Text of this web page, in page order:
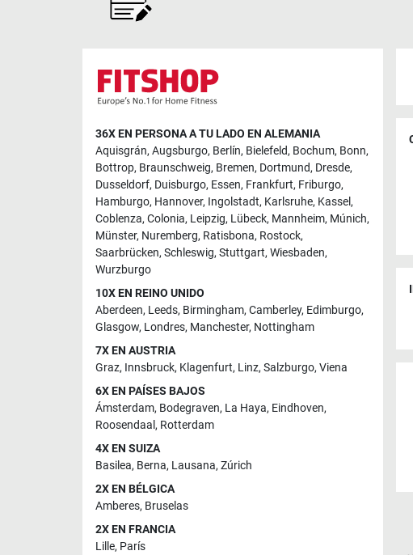
36X EN PERSONA A TU LADO EN ALEMANIA
Aquisgrán, Augsburgo, Berlín, Bielefeld, Bochum, Bonn,
Bottrop, Braunschweig, Bremen, Dortmund, Dresde,
Dusseldorf, Duisburgo, Essen, Frankfurt, Friburgo,
Hamburgo, Hannover, Ingolstadt, Karlsruhe, Kassel,
Coblenza, Colonia, Leipzig, Lübeck, Mannheim, Múnich,
Münster, Nuremberg, Ratisbona, Rostock,
Saarbrücken, Schleswig, Stuttgart, Wiesbaden,
Wurzburgo
10X EN REINO UNIDO
Aberdeen, Leeds, Birmingham, Camberley, Edimburgo,
Glasgow, Londres, Manchester, Nottingham
7X EN AUSTRIA
Graz, Innsbruck, Klagenfurt, Linz, Salzburgo, Viena
6X EN PAÍSES BAJOS
Ámsterdam, Bodegraven, La Haya, Eindhoven,
Roosendaal , Rotterdam
4X EN SUIZA
Basilea, Berna, Lausana, Zúrich
2X EN BÉLGICA
Amberes, Bruselas
2X EN FRANCIA
Lille, París